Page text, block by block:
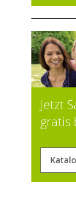
Jetzt
gratis